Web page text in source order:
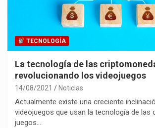
TECNOLOGÍA
La tecnología de las
revolucionando los videojuegos
14/08/2021 Noticias
Actualmente existe una creciente
videojuegos que usan la tecnología de las
juegos…